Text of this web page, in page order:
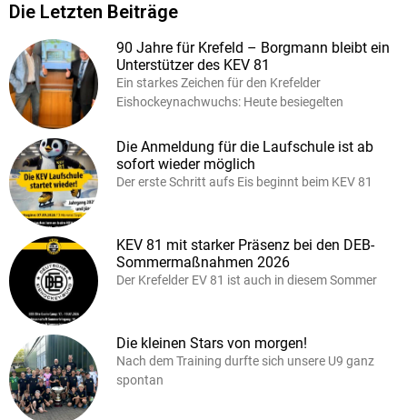
Die Letzten Beiträge
90 Jahre für Krefeld – Borgmann bleibt ein
Unterstützer des KEV 81
Ein starkes Zeichen für den Krefelder
Eishockeynachwuchs: Heute besiegelten
Die Anmeldung für die Laufschule ist ab
sofort wieder möglich
Der erste Schritt aufs Eis beginnt beim KEV 81
KEV 81 mit starker Präsenz bei den DEB-
Sommermaßnahmen 2026
Der Krefelder EV 81 ist auch in diesem Sommer
Die kleinen Stars von morgen!
Nach dem Training durfte sich unsere U9 ganz
spontan